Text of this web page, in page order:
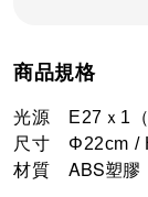
商品規格
光源　E27ｘ1
尺寸　Φ22cm /
材質 ABS塑膠